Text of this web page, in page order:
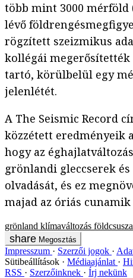
több mint 3000 mérföld
lévő
rögzített szeizmikus
kollégái
tartó, körülbelül egy
jelenlétét.
A The Seismic Record
közzétett eredményeik
hogy az
grönlandi gleccserek
olvadását, és ez
majad az óriás
grönland klímaváltozás
Megosztás
Impresszum Szerzői jogok
Sütibeállítások
Médiaajánlat
RSS
Szerzőinknek Írj nekünk